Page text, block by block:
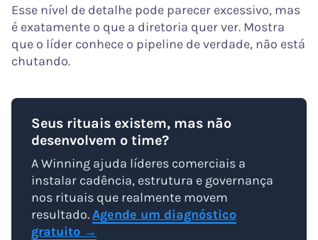
Esse nível de detalhe pode parecer excessivo, mas
é exatamente o que a diretoria quer ver. Mostra
que o líder conhece o pipeline de verdade, não está
chutando.
Seus rituais existem, mas não
desenvolvem o time?
A Winning ajuda líderes comerciais a
instalar cadência, estrutura e governança
nos rituais que realmente movem
resultado.Agende um diagnóstico
gratuito →